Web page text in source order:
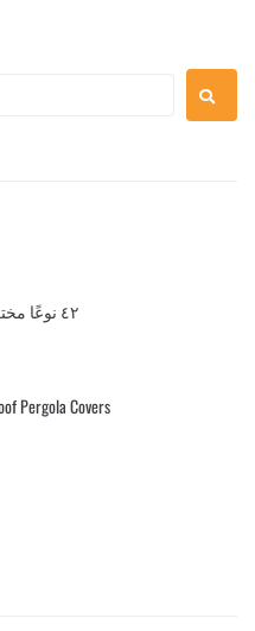
٤٢ نوعًا مختلفًا من أنواع البرجولات – دليلك الشامل
Pergola Covers